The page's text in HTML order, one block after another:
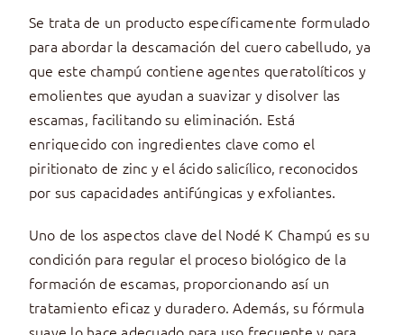
Se trata de un producto específicamente formulado
para abordar la descamación del cuero cabelludo, ya
que este champú contiene agentes queratolíticos y
emolientes que ayudan a suavizar y disolver las
escamas, facilitando su eliminación. Está
enriquecido con ingredientes clave como el
piritionato de zinc y el ácido salicílico, reconocidos
por sus capacidades antifúngicas y exfoliantes.
Uno de los aspectos clave del Nodé K Champú es su
condición para regular el proceso biológico de la
formación de escamas, proporcionando así un
tratamiento eficaz y duradero. Además, su fórmula